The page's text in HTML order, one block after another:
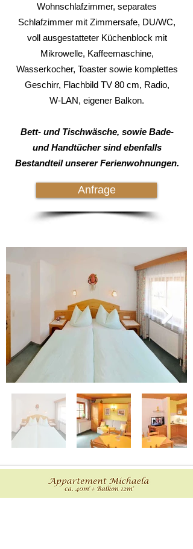
Wohnschlafzimmer, separates
Schlafzimmer mit Zimmersafe, DU/WC,
voll ausgestatteter Küchenblock mit
Mikrowelle, Kaffeemaschine,
Wasserkocher, Toaster sowie komplettes
Geschirr, Flachbild TV 80 cm, Radio,
W-LAN, eigener Balkon.
Bett- und Tischwäsche, sowie Bade-
und Handtücher sind ebenfalls
Bestandteil unserer Ferienwohnungen.
Anfrage